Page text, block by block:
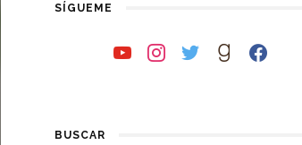
SÍGUEME
youtubeinstagramtwittergoodreadsfacebook
BUSCAR